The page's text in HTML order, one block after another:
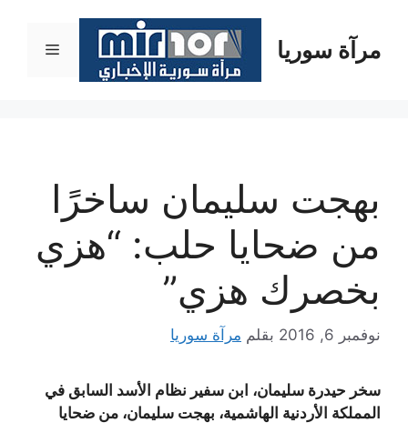
المحتوىمرآة سوريا القائمة
بهجت سليمان ساخرًا
من ضحايا حلب: “هزي
بخصرك هزي”
نوفمبر 6, 2016 بقلم مرآة سوريا
سخر حيدرة سليمان، ابن سفير نظام الأسد السابق في
المملكة الأردنية الهاشمية، بهجت سليمان، من ضحايا